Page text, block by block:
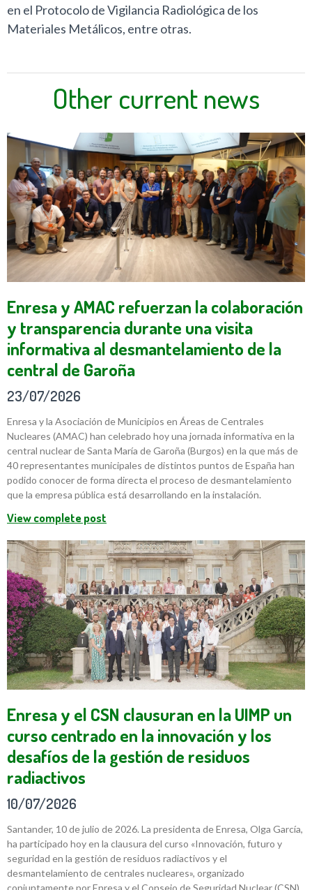
en el Protocolo de Vigilancia Radiológica de los
Materiales Metálicos, entre otras.
Other current news
Enresa y AMAC refuerzan la colaboración
y transparencia durante una visita
informativa al desmantelamiento de la
central de Garoña
23/07/2026
Enresa y la Asociación de Municipios en Áreas de Centrales
Nucleares (AMAC) han celebrado hoy una jornada informativa en la
central nuclear de Santa María de Garoña (Burgos) en la que más de
40 representantes municipales de distintos puntos de España han
podido conocer de forma directa el proceso de desmantelamiento
que la empresa pública está desarrollando en la instalación.
View complete post
Enresa y el CSN clausuran en la UIMP un
curso centrado en la innovación y los
desafíos de la gestión de residuos
radiactivos
10/07/2026
Santander, 10 de julio de 2026. La presidenta de Enresa, Olga García,
ha participado hoy en la clausura del curso «Innovación, futuro y
seguridad en la gestión de residuos radiactivos y el
desmantelamiento de centrales nucleares», organizado